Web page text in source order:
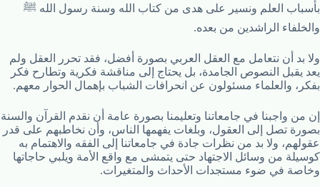
بأسباب العلم ونسير على هدى من كتاب الله وسنة رسول الله ﷺ
والخلفاء الراشدين من بعده.
ولا بد أن نتعامل مع العقل العربي بصورة أفضل، فقد تحرر العقل ولم
يعد يقبل النصوص الجامدة، بل يحتاج إلى مناقشة فكرية وتطارح فكر
بفكر، والعلماء مسئولون عن انحرافات الشباب بإهمال الحوار معهم.
إن من واجبنا في جامعاتنا وتعليمنا بصورة عامة أن نقدم القرآن والسنة
بصورة تصل إلى العقول، وبلغات يفهمها الناس، وأن نخاطبهم على قدر
عقولهم، ولا بد من نظرات جادة في جامعاتنا إلى الفقه والاهتمام به
كوسيلة من وسائل الاجتهاد حتى يتمشى مع واقع الأمة ويلبي حاجاتها
وخاصة في ضوء مستجدات الأحداث والمتغيرات.